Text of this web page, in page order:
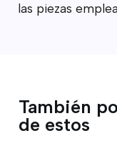
las piezas
También
de estos